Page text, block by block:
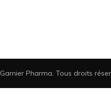
Garnier Pharma. Tous droits